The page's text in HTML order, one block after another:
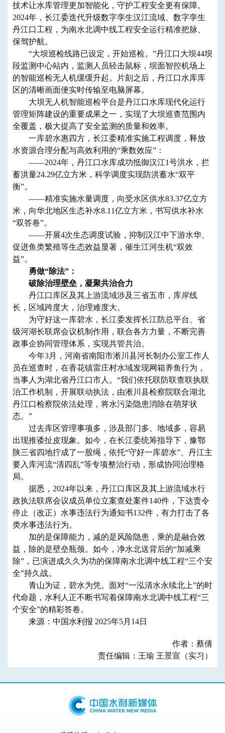
技术让水库管理更加智能化，守护工程安全更有保障。
2024年，长江委迭代升级数字孪生汉江流域、数字孪生
丹江口工程，为南水北调中线工程安全运行精准把脉、
保驾护航。
“大坝巡检线路已设定，开始巡检。”丹江口大坝44坝
段监测中心站内，监测人员轻击鼠标，坝面智控机场上
的智能巡检无人机缓缓升起。片刻之后，丹江口水库库
区的清晰画面便实时传输至电脑屏幕。
大坝无人机智能巡检平台是丹江口水库现代化运行
管理矩阵建设的重要成果之一，实现了大坝巡查范围内
全覆盖，极大提高了安全监测的质量和效率。
一库碧水惠四方，长江委精准实施工程调度，释放
水资源合理分配与高效利用的“乘数效应”：
——2024年，丹江口水库成功抵御汉江1号洪水，拦
蓄洪量24.29亿立方米，科学调度实现防洪蓄水“双平
衡”。
——精准实施水量调度，向受水区供水83.37亿立方
米，向华北地区生态补水8.11亿立方米，书写供水补水
“双答卷”。
——开展4次生态调度试验，抑制汉江中下游水华、
促进鱼类繁殖等生态效益显著，催生江河生机“双效
益”。
勇做“除法”：
破除治理壁垒，凝聚共治合力
丹江口库区及其上游流域涉及三省五市，库岸线
长，区域跨度大，治理难度大。
为守好这一库碧水，长江委发挥长江防总平台、省
级河湖长联席会议机制作用，联合各方力量，不断完善
政事企协同管理体系，实现共管共治。
今年3月，河南省南阳市淅川县河长制办公室工作人
员在巡查时，在香花镇雷庄村水域发现网箱养鱼行为，
当事人为湖北省丹江口市人。“我们依托联防联查联执联
治工作机制，开展联动执法，由淅川县检察院联合湖北
丹江口检察院依法处理，将水污染隐患消除在萌芽状
态。”
过去库区管理事项多，涉及部门多、地域多，容易
出现推诿扯皮现象。如今，在长江委统筹指导下，豫鄂
陕三省四地拧成了一股绳，依托“守好一库碧水”、丹江主
要入库河流“清四乱”等专项整治行动，形成协同治理格
局。
据悉，2024年以来，丹江口库区及其上游流域水行
政执法联席会议成员单位立案查处案件140件，下达责令
停止（改正）水事违法行为通知书132件，有力打击了各
类水事违法行为。
加的是保障能力，减的是风险隐患，乘的是融合效
益，除的是壁垒瓶颈。如今，净水北送背后的“加减乘
除”，已演进成久久为功的保障南水北调中线工程“三个安
全”持久战。
青山为证，碧水为凭。面对“一泓清水永续北上”的时
代命题，水利人正不断书写着保障南水北调中线工程“三
个安全”的精彩答卷。
来源：中国水利报 2025年5月14日
作者：蔡倩
责任编辑：王瑜 王景宣（实习）